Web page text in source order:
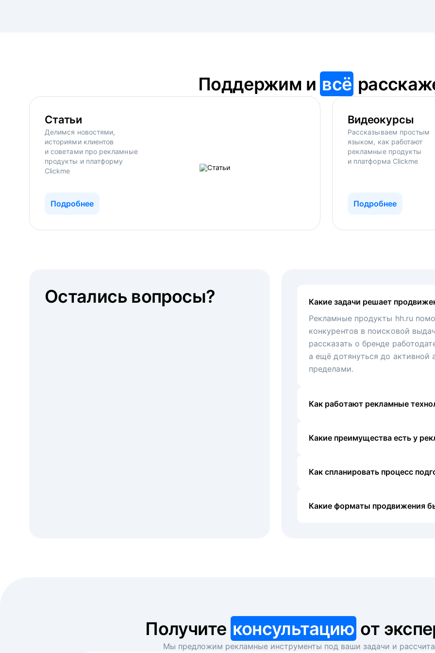
Поддержим и всё
Статьи
Делимся новостями,
историями клиентов
и советами про рекламные
продукты и платформу
Clickme
Подробнее
Видеокурсы
Рассказываем простым
языком, как работают
рекламные продукты
и платформа Clickme
Подробнее
Какие задачи решает
Рекламные продукты hh.ru
конкурентов в поисковой
рассказать о бренде
а ещё дотянуться до активной
пределами.
Как работают рекламные
Какие преимущества есть у
Как спланировать процесс
Какие форматы продвижения
Остались вопросы?
Получите консультацию от
Мы предложим рекламные инструменты под ваши задачи и